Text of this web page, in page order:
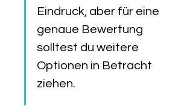
Eindruck, aber für eine
genaue Bewertung
solltest du weitere
Optionen in Betracht
ziehen.